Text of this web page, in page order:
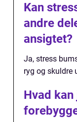
Kan
andre
ansigtet?
Ja, stress
ryg og skuldre
Hvad